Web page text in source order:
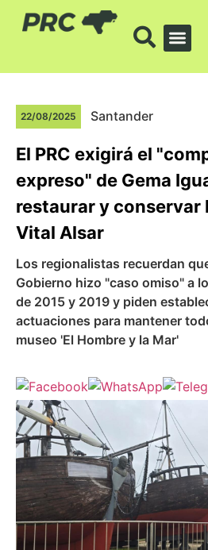
22/08/2025 Santander
El PRC exigirá el
expreso" de Gema
restaurar y conservar
Vital Alsar
Los regionalistas recuerdan
Gobierno hizo "caso omiso" a
de 2015 y 2019 y piden
actuaciones para mantener
museo 'El Hombre y la Mar'